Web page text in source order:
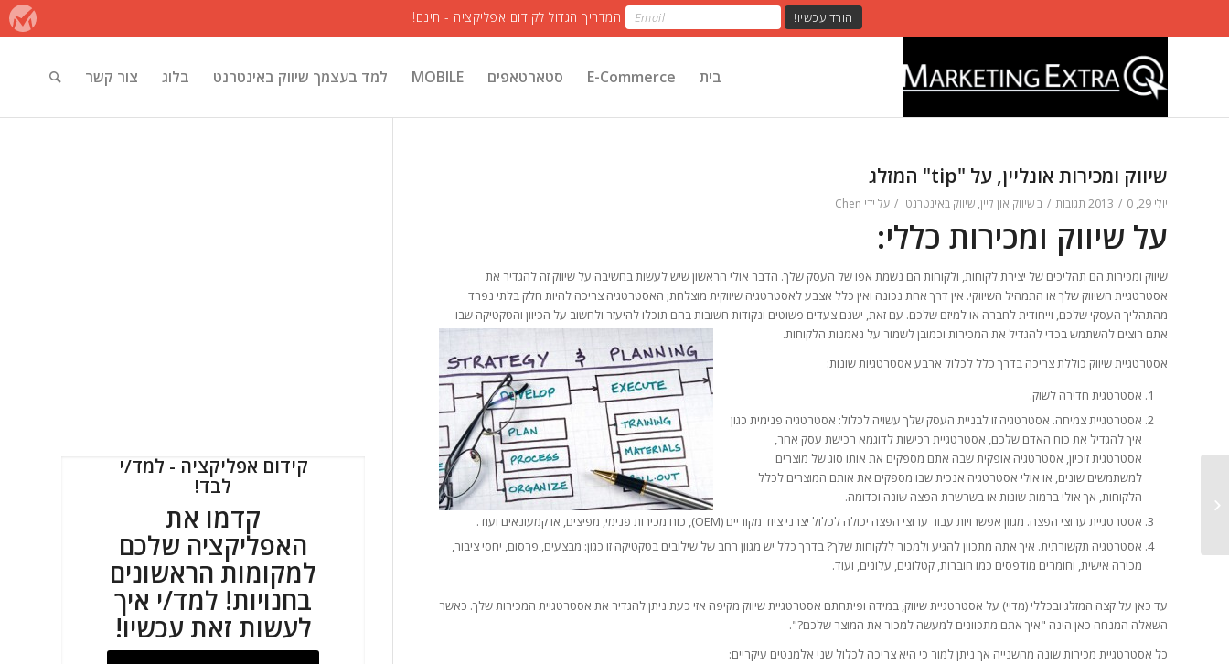
בית E-Commerce סטארטאפים MOBILE למד בעצמך שיווק באינטרנט בלוג צור קשר
שיווק ומכירות אונליין, על "tip" המזלג
יולי 29, 2013 / 0 תגובות / בשיווק און ליין, שיווק באינטרנט / על ידי Chen
על שיווק ומכירות כללי:
שיווק ומכירות הם תהליכים של יצירת לקוחות, ולקוחות הם נשמת אפו של העסק שלך. הדבר אולי הראשון שיש לעשות בחשיבה על שיווק זה להגדיר את
אסטרטגיית השיווק שלך או התמהיל השיווקי. אין דרך אחת נכונה ואין כלל אצבע לאסטרטגיה שיווקית מוצלחת; האסטרטגיה צריכה להיות חלק בלתי נפרד
מהתהליך העסקי שלכם, וייחודית לחברה או למיזם שלכם. עם זאת, ישנם צעדים פשוטים ונקודות חשובות בהם תוכלו להיעזר ולחשוב על הכיוון והטקטיקה שבו
אתם רוצים להשתמש בכדי להגדיל את המכירות וכמובןלשמור על נאמנות הלקוחות.
אסטרטגיית שיווק כוללת צריכה בדרך כלל לכלול ארבע אסטרטגיות שונות:
אסטרטגית חדירה לשוק.
אסטרטגיית צמיחה. אסטרטגיה זו לבניית העסק שלך עשויה לכלול: אסטרטגיה פנימית כגון
איך להגדיל את כוח האדם שלכם, אסטרטגיית רכישות לדוגמא רכישת עסק אחר,
אסטרטגית זיכיון, אסטרטגיה אופקית שבה אתם מספקים את אותו סוג של מוצרים
למשתמשים שונים, או אולי אסטרטגיה אנכית שבו מספקים את אותם המוצרים לכלל
הלקוחות, אך אולי ברמות שונות או בשרשרת הפצה שונה וכדומה.
אסטרטגיית ערוצי הפצה. מגוון אפשרויות עבור ערוצי הפצה יכולה לכלול יצרני ציוד מקוריים (OEM), כוח מכירות פנימי, מפיצים, או קמעונאים ועוד.
אסטרטגיה תקשורתית. איך אתה מתכוון להגיע ולמכור ללקוחות שלך? בדרך כלל יש מגוון רחב של שילובים בטקטיקה זו כגון: מבצעים, פרסום, יחסי ציבור,
מכירה אישית, וחומרים מודפסים כמו חוברות, קטלוגים, עלונים, ועוד.
עד כאן על קצה המזלג ובכללי (מדיי) על אסטרטגיית שיווק, במידה ופיתחתם אסטרטגיית שיווק מקיפה אזי כעת ניתן להגדיר את אסטרטגיית המכירות שלך. כאשר
השאלה המנחה כאן הינה "איך אתם מתכוונים למעשה למכור את המוצר שלכם?".
כל אסטרטגיית מכירות שונה מהשנייה אך ניתן למור כי היא צריכה לכלול שני אלמנטים עיקריים:
קידום אפליקציה - למד/י
לבד!
קדמו את
האפליקציה שלכם
למקומות הראשונים
בחנויות! למד/י איך
לעשות זאת עכשיו!
אנליטיקס של גוגל – מרכזי השליטה –
השליף שלך להצלחה....